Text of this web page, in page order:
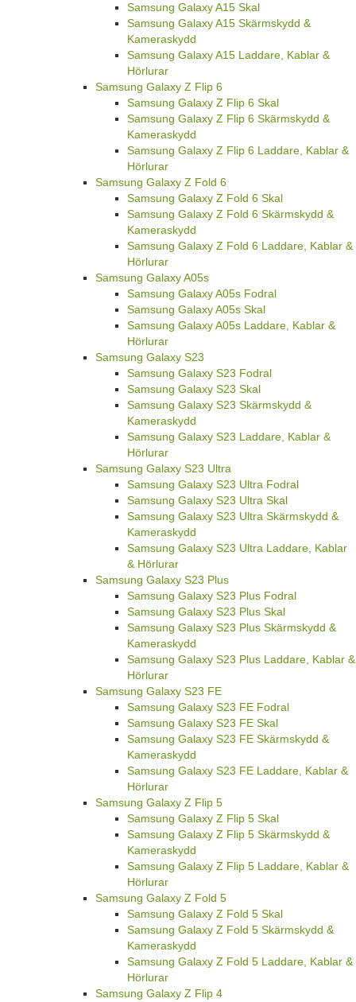
Samsung Galaxy A15 Skal
Samsung Galaxy A15 Skärmskydd &
Kameraskydd
Samsung Galaxy A15 Laddare, Kablar &
Hörlurar
Samsung Galaxy Z Flip 6
Samsung Galaxy Z Flip 6 Skal
Samsung Galaxy Z Flip 6 Skärmskydd &
Kameraskydd
Samsung Galaxy Z Flip 6 Laddare, Kablar &
Hörlurar
Samsung Galaxy Z Fold 6
Samsung Galaxy Z Fold 6 Skal
Samsung Galaxy Z Fold 6 Skärmskydd &
Kameraskydd
Samsung Galaxy Z Fold 6 Laddare, Kablar &
Hörlurar
Samsung Galaxy A05s
Samsung Galaxy A05s Fodral
Samsung Galaxy A05s Skal
Samsung Galaxy A05s Laddare, Kablar &
Hörlurar
Samsung Galaxy S23
Samsung Galaxy S23 Fodral
Samsung Galaxy S23 Skal
Samsung Galaxy S23 Skärmskydd &
Kameraskydd
Samsung Galaxy S23 Laddare, Kablar &
Hörlurar
Samsung Galaxy S23 Ultra
Samsung Galaxy S23 Ultra Fodral
Samsung Galaxy S23 Ultra Skal
Samsung Galaxy S23 Ultra Skärmskydd &
Kameraskydd
Samsung Galaxy S23 Ultra Laddare, Kablar
& Hörlurar
Samsung Galaxy S23 Plus
Samsung Galaxy S23 Plus Fodral
Samsung Galaxy S23 Plus Skal
Samsung Galaxy S23 Plus Skärmskydd &
Kameraskydd
Samsung Galaxy S23 Plus Laddare, Kablar &
Hörlurar
Samsung Galaxy S23 FE
Samsung Galaxy S23 FE Fodral
Samsung Galaxy S23 FE Skal
Samsung Galaxy S23 FE Skärmskydd &
Kameraskydd
Samsung Galaxy S23 FE Laddare, Kablar &
Hörlurar
Samsung Galaxy Z Flip 5
Samsung Galaxy Z Flip 5 Skal
Samsung Galaxy Z Flip 5 Skärmskydd &
Kameraskydd
Samsung Galaxy Z Flip 5 Laddare, Kablar &
Hörlurar
Samsung Galaxy Z Fold 5
Samsung Galaxy Z Fold 5 Skal
Samsung Galaxy Z Fold 5 Skärmskydd &
Kameraskydd
Samsung Galaxy Z Fold 5 Laddare, Kablar &
Hörlurar
Samsung Galaxy Z Flip 4